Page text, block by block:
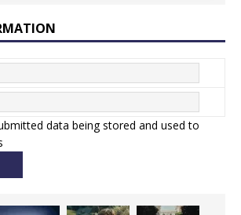
data being stored and used to